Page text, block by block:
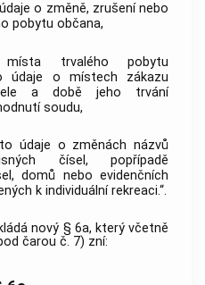
o změně, zrušení nebo
pobytu občana,
trvalého pobytu
údaje o místech zákazu
a době jeho trvání
soudu,
údaje o změnách názvů
čísel, popřípadě
domů nebo evidenčních
k individuální rekreaci.“.
nový § 6a, který včetně
čarou č. 7) zní: